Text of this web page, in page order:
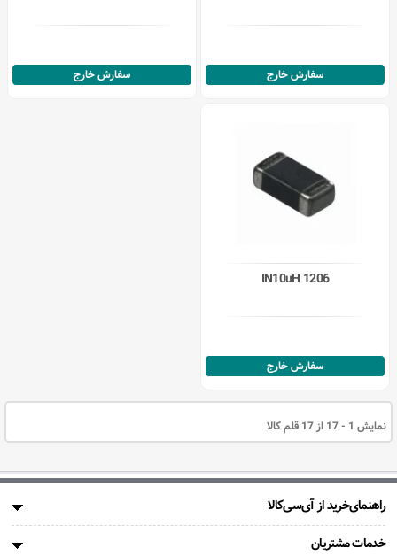
سفارش خارج سفارش خارج
IN10uH 1206
سفارش خارج
نمایش 1 - 17 از 17 قلم کالا
راهنمای‌خرید از آی‌سی‌کالا
خدمات مشتریان